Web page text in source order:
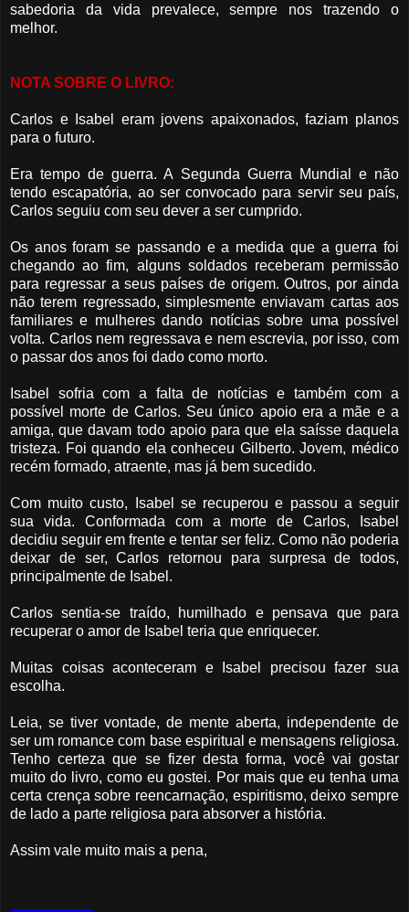
sabedoria da vida prevalece, sempre nos trazendo o
melhor.
NOTA SOBRE O LIVRO:
Carlos e Isabel eram jovens apaixonados, faziam planos
para o futuro.
Era tempo de guerra. A Segunda Guerra Mundial e não
tendo escapatória, ao ser convocado para servir seu país,
Carlos seguiu com seu dever a ser cumprido.
Os anos foram se passando e a medida que a guerra foi
chegando ao fim, alguns soldados receberam permissão
para regressar a seus países de origem. Outros, por ainda
não terem regressado, simplesmente enviavam cartas aos
familiares e mulheres dando notícias sobre uma possível
volta. Carlos nem regressava e nem escrevia, por isso, com
o passar dos anos foi dado como morto.
Isabel sofria com a falta de notícias e também com a
possível morte de Carlos. Seu único apoio era a mãe e a
amiga, que davam todo apoio para que ela saísse daquela
tristeza. Foi quando ela conheceu Gilberto. Jovem, médico
recém formado, atraente, mas já bem sucedido.
Com muito custo, Isabel se recuperou e passou a seguir
sua vida. Conformada com a morte de Carlos, Isabel
decidiu seguir em frente e tentar ser feliz. Como não poderia
deixar de ser, Carlos retornou para surpresa de todos,
principalmente de Isabel.
Carlos sentia-se traído, humilhado e pensava que para
recuperar o amor de Isabel teria que enriquecer.
Muitas coisas aconteceram e Isabel precisou fazer sua
escolha.
Leia, se tiver vontade, de mente aberta, independente de
ser um romance com base espiritual e mensagens religiosa.
Tenho certeza que se fizer desta forma, você vai gostar
muito do livro, como eu gostei. Por mais que eu tenha uma
certa crença sobre reencarnação, espiritismo, deixo sempre
de lado a parte religiosa para absorver a história.
Assim vale muito mais a pena,